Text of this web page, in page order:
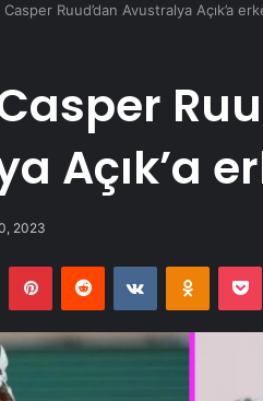
Ruud’dan Avustralya Açık’a
Açık’a
2023
Tumblr PinterestReddit VKontakte